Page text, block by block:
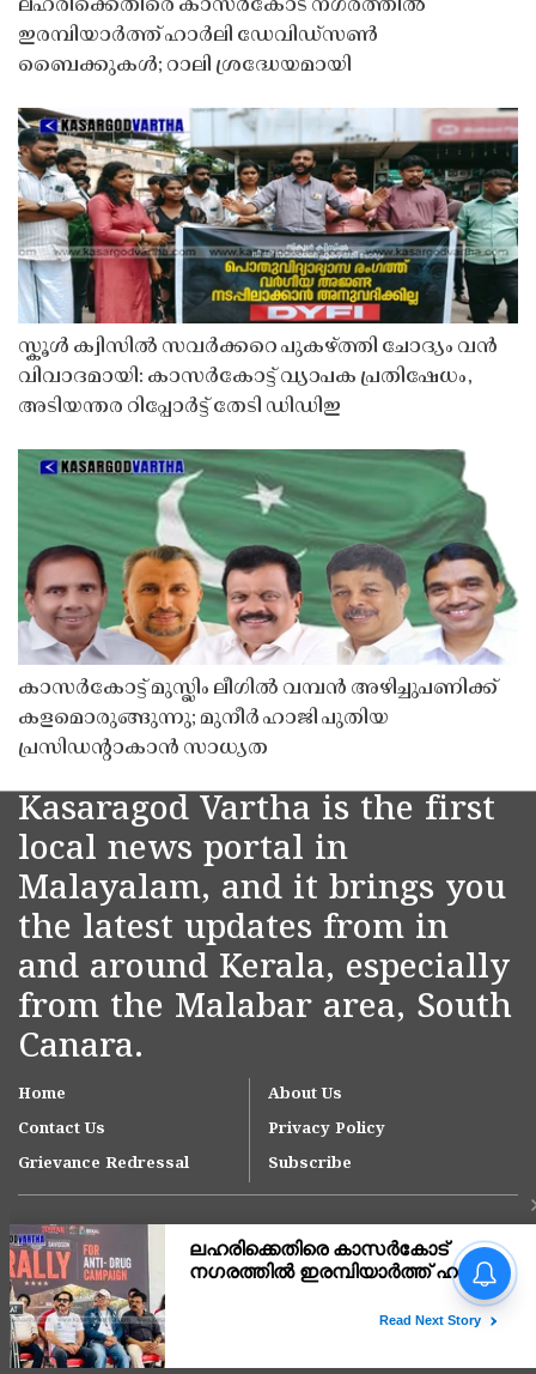
ഇരമ്പിയാർത്ത് ഹാർലി ഡേവിഡ്‌സൺ
ബൈക്കുകൾ; റാലി ശ്രദ്ധേയമായി
സ്കൂൾ ക്വിസിൽ സവർക്കറെ പുകഴ്ത്തി ചോദ്യം വൻ
വിവാദമായി: കാസർകോട്ട് വ്യാപക പ്രതിഷേധം,
അടിയന്തര റിപ്പോർട്ട് തേടി ഡിഡിഇ
കാസർകോട്ട് മുസ്ലിം ലീഗിൽ വമ്പൻ അഴിച്ചുപണിക്ക്
കളമൊരുങ്ങുന്നു; മുനീർ ഹാജി പുതിയ
പ്രസിഡൻ്റാകാൻ സാധ്യത
Kasaragod Vartha is the first
local news portal in
Malayalam, and it brings you
the latest updates from in
and around Kerala, especially
from the Malabar area, South
Canara.
Home
About Us
Contact Us
Privacy Policy
Grievance Redressal
Subscribe
Copyright © 2007-
നീലേശ്വരം നഗരസഭയിലെ
ആനച്ചാൽ-ഉച്ചൂളിക്കുതിർ
പരിഹരിക്കാൻ ഇടപെടൽ;
സന്ദർശിച്ചു